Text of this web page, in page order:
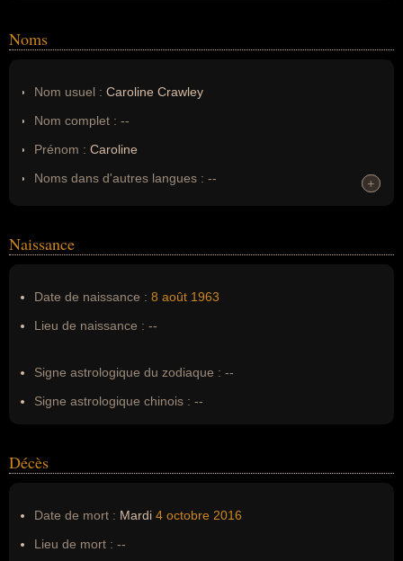
Noms
Nom usuel : Caroline Crawley
Nom complet : --
Prénom : Caroline
Noms dans d'autres langues : --
Nom de famille :Crawley
+
+
Naissance
Date de naissance : 8 août 1963
Lieu de naissance : --
Signe astrologique du zodiaque : --
Signe astrologique chinois : --
Décès
Date de mort : Mardi 4 octobre 2016
Lieu de mort : --